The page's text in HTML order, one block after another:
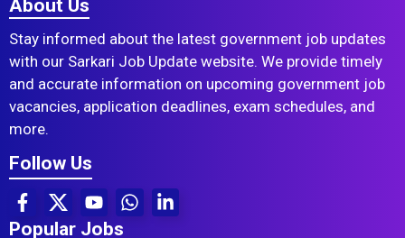
About Us
Stay informed about the latest government job updates
with our Sarkari Job Update website. We provide timely
and accurate information on upcoming government job
vacancies, application deadlines, exam schedules, and
more.
Follow Us
Popular Jobs